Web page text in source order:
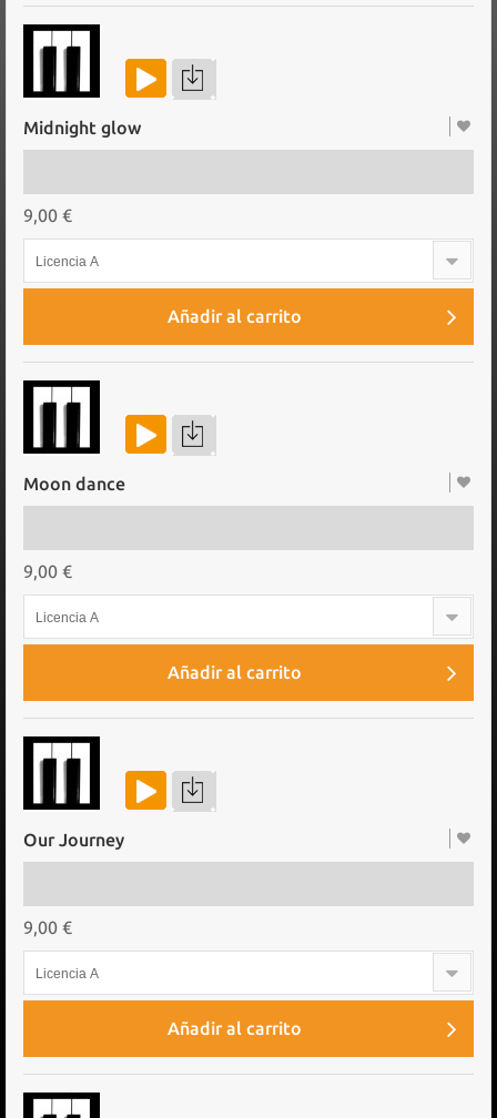
Midnight glow
9,00 €
Licencia A
Añadir al carrito
Moon dance
9,00 €
Licencia A
Añadir al carrito
Our Journey
9,00 €
Licencia A
Añadir al carrito